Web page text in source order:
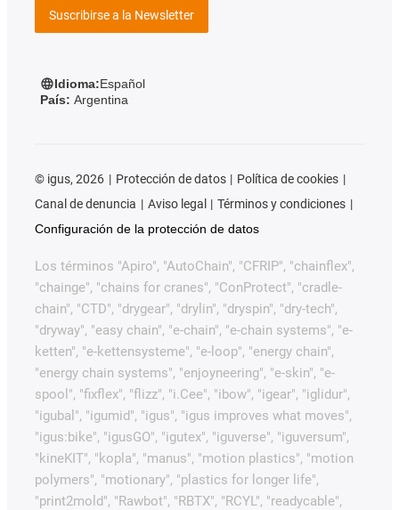
Suscribirse a la Newsletter
Idioma:Español
País: Argentina
© igus, 2026 Protección de datos
Política de cookies
Canal de denuncia
Aviso legal
Términos y condiciones
Configuración de la protección de datos
Los términos "Apiro", "AutoChain", "CFRIP", "chainflex",
"chainge", "chains for cranes", "ConProtect", "cradle-
chain", "CTD", "drygear", "drylin", "dryspin", "dry-tech",
"dryway", "easy chain", "e-chain", "e-chain systems", "e-
ketten", "e-kettensysteme", "e-loop", "energy chain",
"energy chain systems", "enjoyneering", "e-skin", "e-
spool", "fixflex", "flizz", "i.Cee", "ibow", "igear", "iglidur",
"igubal", "igumid", "igus", "igus improves what moves",
"igus:bike", "igusGO", "igutex", "iguverse", "iguversum",
"kineKIT", "kopla", "manus", "motion plastics", "motion
polymers", "motionary", "plastics for longer life",
"print2mold", "Rawbot", "RBTX", "RCYL", "readycable",